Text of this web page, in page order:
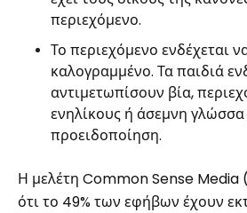
περιεχόμενο.
Το περιεχόμενο ενδέχεται
καλογραμμένο. Τα παιδιά
αντιμετωπίσουν βία,
ενηλίκους ή άσεμνη
προειδοποίηση.
Η μελέτη Common Sense
ότι το 49% των εφήβων έχουν